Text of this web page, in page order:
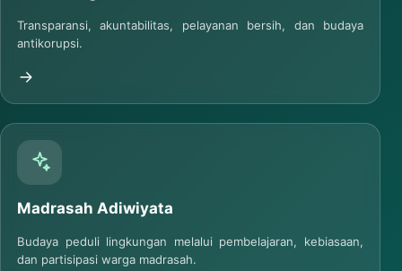
Transparansi, akuntabilitas, pelayanan bersih, dan budaya
antikorupsi.
Madrasah Adiwiyata
Budaya peduli lingkungan melalui pembelajaran, kebiasaan,
dan partisipasi warga madrasah.